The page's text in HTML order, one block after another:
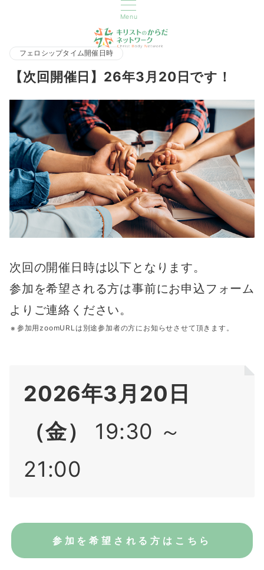
Menu
フェロシップタイム開催日時
【次回開催日】26年3月20日です！
次回の開催日時は以下となります。
参加を希望される方は事前にお申込フォーム
よりご連絡ください。
参加用zoomURLは別途参加者の方にお知らせさせて頂きます。
2026年3月20日
（金）
19:30 ～
21:00
参加を希望される方はこちら